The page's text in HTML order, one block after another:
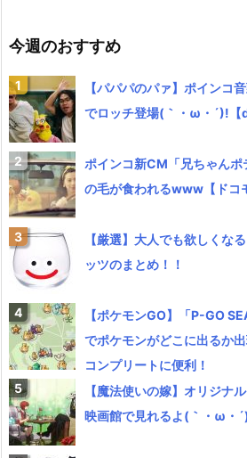
今週のおすすめ
【パパパのパァ】ポインコ
でロッチ登場(｀・ω・´)!【
ポインコ新CM「兄ちゃん
の毛が食われるwww【ドコ
【厳選】大人でも欲しくな
ッツのまとめ！！
【ポケモンGO】「P-GO
でポケモンがどこに出るか
コンプリートに便利！
【魔法使いの嫁】オリジナ
映画館で見れるよ(｀・ω・